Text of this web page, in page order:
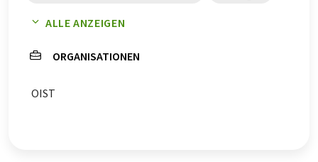
Wirbeltiere Augen
ALLE ANZEIGEN
ORGANISATIONEN
OIST